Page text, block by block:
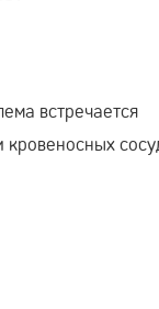
встречается